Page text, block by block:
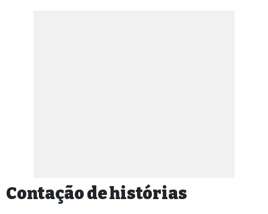
Contação de histórias